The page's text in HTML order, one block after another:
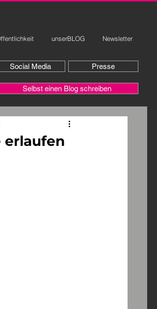
unserBLOG Newsletter
Social Media Presse
Selbst einen Blog schreiben
erlaufen